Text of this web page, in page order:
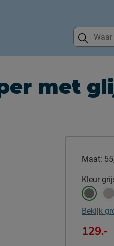
met
Maat:
Kleur
Bekijk
129.-